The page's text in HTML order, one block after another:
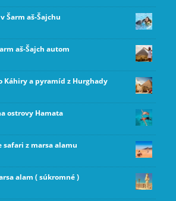
Šarm aš-Šajchu
aš-Šajch autom
Káhiry a pyramíd z Hurghady
ostrovy Hamata
z marsa alamu
alam ( súkromné )